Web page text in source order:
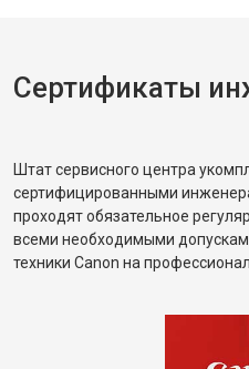
Сертификаты
Штат сервисного центра
сертифицированными
проходят обязательное
всеми необходимыми
техники Canon на